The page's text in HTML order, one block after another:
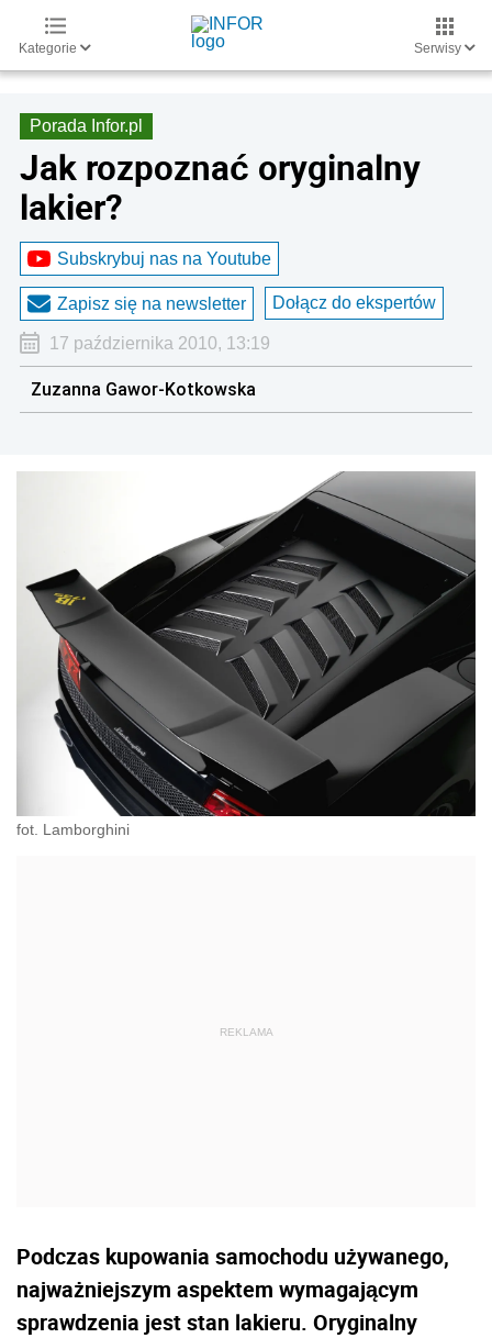
Kategorie Serwisy
Porada Infor.pl
Jak rozpoznać oryginalny
lakier?
Subskrybuj nas na Youtube
Zapisz się na newsletter Dołącz do ekspertów
17 października 2010, 13:19
Zuzanna Gawor-Kotkowska
fot. Lamborghini
Podczas kupowania samochodu używanego,
najważniejszym aspektem wymagającym
sprawdzenia jest stan lakieru. Oryginalny